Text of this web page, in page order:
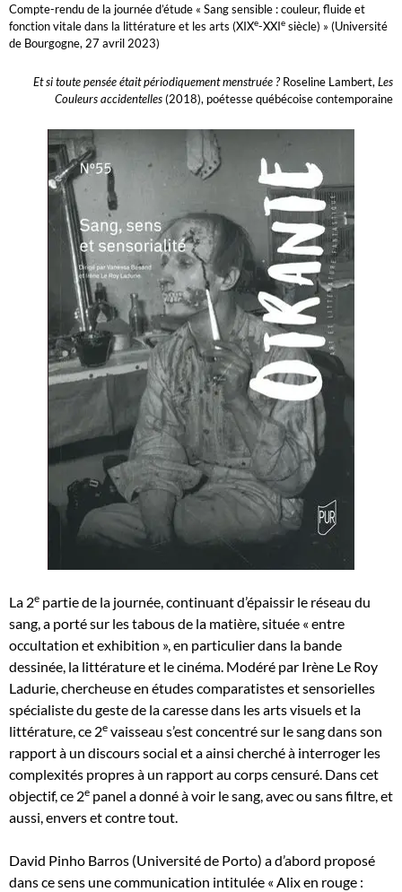
Compte-rendu de la journée d’étude « Sang sensible : couleur, fluide et
fonction vitale dans la littérature et les arts (XIXe-XXIe siècle) » (Université
de Bourgogne, 27 avril 2023)
Et si toute pensée était périodiquement menstruée ? Roseline Lambert, Les
Couleurs accidentelles(2018), poétesse québécoise contemporaine
La 2e partie de la journée, continuant d’épaissir le réseau du
sang, a porté sur les tabous de la matière, située « entre
occultation et exhibition », en particulier dans la bande
dessinée, la littérature et le cinéma. Modéré par Irène Le Roy
Ladurie, chercheuse en études comparatistes et sensorielles
spécialiste du geste de la caresse dans les arts visuels et la
littérature, ce 2e vaisseau s’est concentré sur le sang dans son
rapport à un discours social et a ainsi cherché à interroger les
complexités propres à un rapport au corps censuré. Dans cet
objectif, ce 2e panel a donné à voir le sang, avec ou sans filtre, et
aussi, envers et contre tout.
David Pinho Barros (Université de Porto) a d’abord proposé
dans ce sens une communication intitulée « Alix en rouge :